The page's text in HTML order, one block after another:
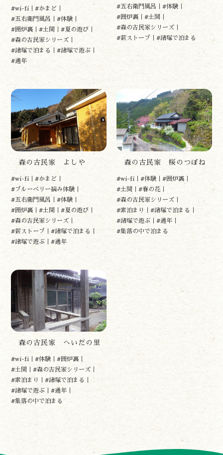
#wi-fi
#かまど
#五右衛門風呂
#体験
#囲炉裏
#土間
#夏の遊び
#森の古民家シリーズ
#諸塚で泊まる
#諸塚で遊ぶ
#通年
#五右衛門風呂
#体験
#囲炉裏
#土間
#森の古民家シリーズ
#薪ストーブ
#諸塚で泊まる
森の古民家 よしや
#wi-fi
#かまど
#ブルーベリー摘み体験
#五右衛門風呂
#体験
#囲炉裏
#土間
#夏の遊び
#森の古民家シリーズ
#薪ストーブ
#諸塚で泊まる
#諸塚で遊ぶ
#通年
森の古民家 桜のつぼね
#wi-fi #体験
#囲炉裏
#土間
#春の花
#森の古民家シリーズ
#素泊まり
#諸塚で泊まる
#諸塚で遊ぶ
#通年
#集落の中で泊まる
森の古民家 へいだの里
#wi-fi #体験
#囲炉裏
#土間
#森の古民家シリーズ
#素泊まり
#諸塚で泊まる
#諸塚で遊ぶ
#通年
#集落の中で泊まる
やま学校
開花情報
紅葉情報
神楽情報
諸塚村観光協会について
プライバシーポリシー
TEL:0982-65-0178